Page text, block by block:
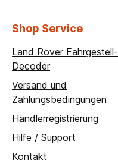
Shop Service
Land Rover Fahrgestell-
Decoder
Versand und
Zahlungsbedingungen
Händlerregistrierung
Hilfe / Support
Kontakt